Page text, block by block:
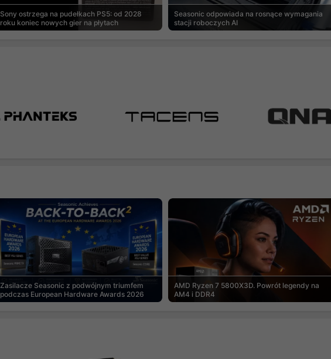
Sony ostrzega na pudełkach PS5: od 2028
roku koniec nowych gier na płytach
Seasonic odpowiada na rosnące wymagania
stacji roboczych AI
Zasilacze Seasonic z podwójnym triumfem
podczas European Hardware Awards 2026
AMD Ryzen 7 5800X3D. Powrót legendy na
AM4 i DDR4